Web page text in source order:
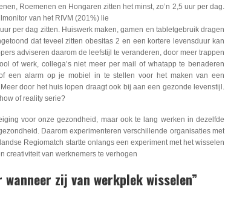
Roemenen en Hongaren zitten het minst, zo’n 2,5 uur per dag.
van het RIVM (201%) lie
per dag zitten. Huiswerk maken, gamen en tabletgebruik dragen
dat teveel zitten obesitas 2 en een kortere levensduur kan
adviseren daarom de leefstijl te veranderen, door meer trappen
of werk, collega’s niet meer per mail of whatapp te benaderen
een alarm op je mobiel in te stellen voor het maken van een
door het huis lopen draagt ook bij aan een gezonde levenstijl.
of reality serie?
voor onze gezondheid, maar ook te lang werken in dezelfde
Daarom experimenteren verschillende organisaties met
Regiomatch startte onlangs een experiment met het wisselen
creativiteit van werknemers te verhogen
wanneer zij van werkplek wisselen”